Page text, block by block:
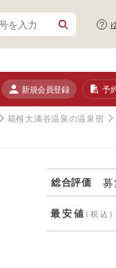
新規会員登録 予
箱根大涌谷温泉の温泉宿
総合評価 募
最安値 (税込)